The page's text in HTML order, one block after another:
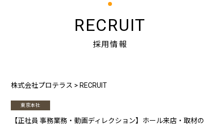
RECRUIT
採用情報
株式会社プロテラス > RECRUIT
東京本社
【正社員 事務業務・動画ディレクション】ホール来店・取材の